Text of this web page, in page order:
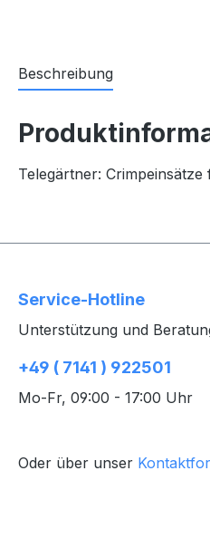
Beschreibung
Telegärtner:
Service-Hotline
Unterstützung und
+49 ( 7141 ) 922501
Mo-Fr, 09:00 - 17:00 Uhr
Oder über unser